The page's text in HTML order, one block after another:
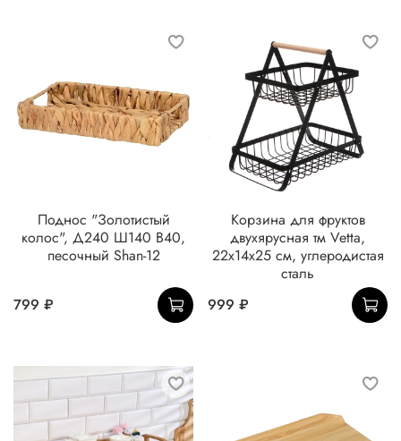
Поднос "Золотистый
колос", Д240 Ш140 В40,
песочный Shan-12
799 ₽
Корзина для фруктов
двухярусная тм Vetta,
22x14x25 см, углеродистая
сталь
999 ₽